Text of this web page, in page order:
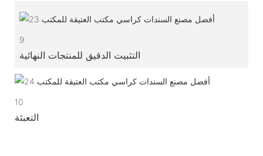
9
التثبيت الدقيق للمنتجات النهائية
10
التعبئة